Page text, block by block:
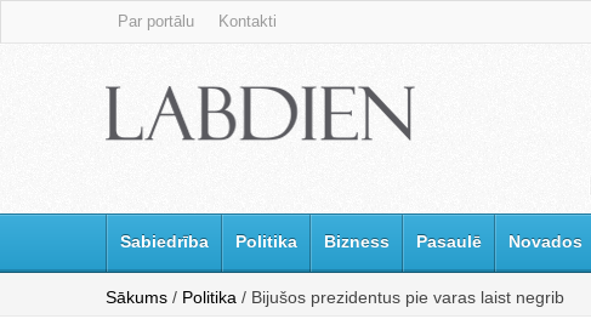
Par portālu Kontakti
Sabiedrība Politika Bizness Pasaulē Novados
Sākums / Politika / Bijušos prezidentus pie varas laist negrib